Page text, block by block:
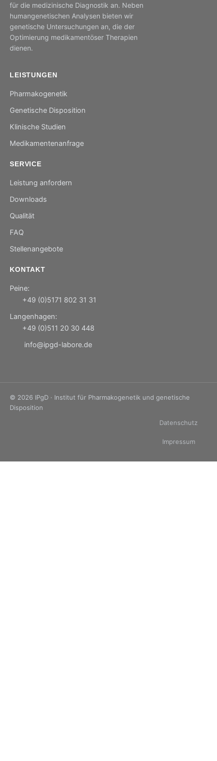
für die medizinische Diagnostik an. Neben
humangenetischen Analysen bieten wir
genetische Untersuchungen an, die der
Optimierung medikamentöser Therapien
dienen.
LEISTUNGEN
Pharmakogenetik
Genetische Disposition
Klinische Studien
Medikamentenanfrage
SERVICE
Leistung anfordern
Downloads
Qualität
FAQ
Stellenangebote
KONTAKT
Peine:
+49 (0)5171 802 31 31
Langenhagen:
+49 (0)511 20 30 448
info@ipgd-labore.de
© 2026 IPgD · Institut für Pharmakogenetik und genetische
Disposition
Datenschutz
Impressum